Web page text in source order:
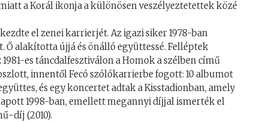
a Korál ikonja a különösen veszélyeztetettek közé
el zenei karrierjét. Az igazi siker 1978-ban
alakította újjá és önálló együttessé. Felléptek
es táncdalfesztiválon a Homok a szélben című
innentől Fecó szólókarrierbe fogott: 10 albumot
és egy koncertet adtak a Kisstadionban, amely
1998-ban, emellett megannyi díjjal ismerték el
díj (2010).